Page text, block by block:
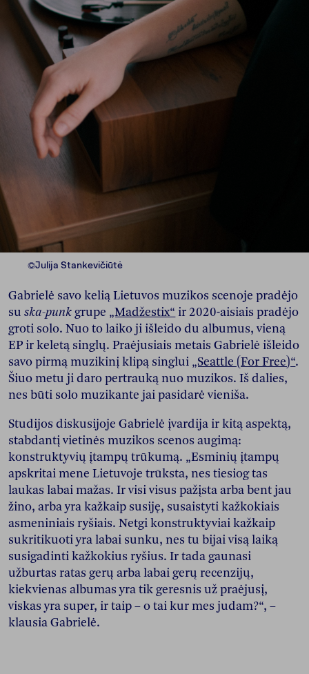
©Julija Stankevičiūtė
Gabrielė savo kelią Lietuvos muzikos scenoje pradėjo
suska-punkgrupe „Madžestix“ ir 2020-aisiais pradėjo
groti solo. Nuo to laiko ji išleido du albumus, vieną
EP ir keletą singlų. Praėjusiais metais Gabrielė išleido
savo pirmą muzikinį klipą singlui „Seattle (For Free)“.
Šiuo metu ji daro pertrauką nuo muzikos. Iš dalies,
nes būti solo muzikante jai pasidarė vieniša.
Studijos diskusijoje Gabrielė įvardija ir kitą aspektą,
stabdantį vietinės muzikos scenos augimą:
konstruktyvių įtampų trūkumą. „Esminių įtampų
apskritai mene Lietuvoje trūksta, nes tiesiog tas
laukas labai mažas. Ir visi visus pažįsta arba bent jau
žino, arba yra kažkaip susiję, susaistyti kažkokiais
asmeniniais ryšiais. Netgi konstruktyviai kažkaip
sukritikuoti yra labai sunku, nes tu bijai visą laiką
susigadinti kažkokius ryšius. Ir tada gaunasi
užburtas ratas gerų arba labai gerų recenzijų,
kiekvienas albumas yra tik geresnis už praėjusį,
viskas yra super, ir taip – o tai kur mes judam?“, –
klausia Gabrielė.